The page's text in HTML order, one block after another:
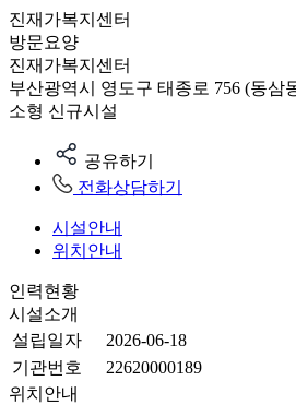
진재가복지센터
방문요양
진재가복지센터
부산광역시 영도구 태종로 756 (동삼
소형 신규시설
공유하기
전화상담하기
시설안내
위치안내
인력현황
시설소개
설립일자
2026-06-18
기관번호
22620000189
위치안내